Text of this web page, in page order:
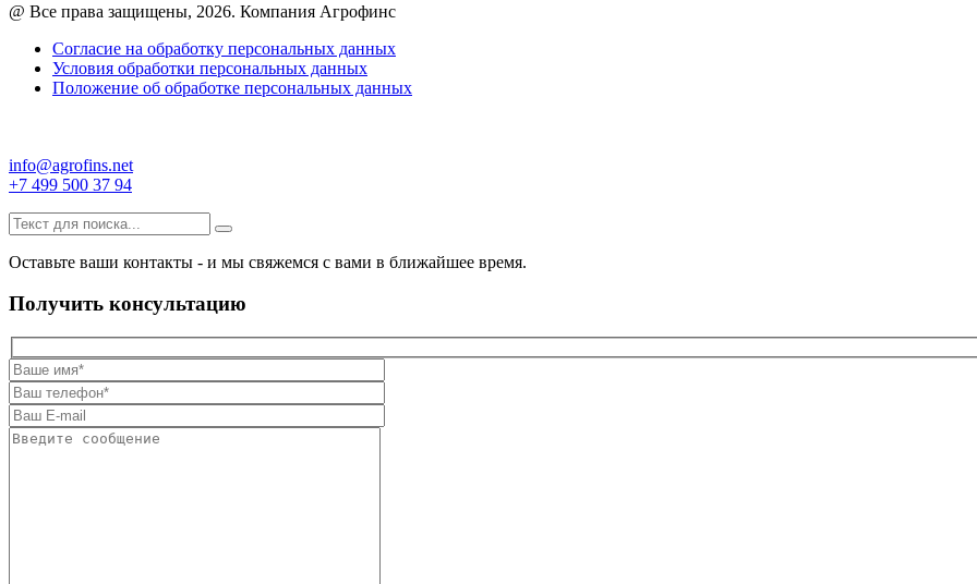
@ Все права защищены, 2026. Компания Агрофинс
Согласие на обработку персональных данных
Условия обработки персональных данных
Положение об обработке персональных данных
info@agrofins.net
+7 499 500 37 94
Оставьте ваши контакты - и мы свяжемся с вами в ближайшее время.
Получить консультацию